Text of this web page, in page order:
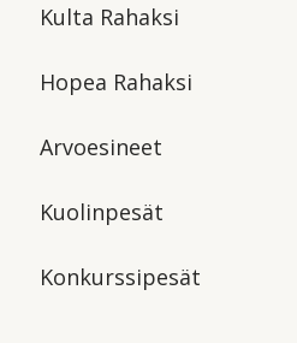
Kulta Rahaksi
Hopea Rahaksi
Arvoesineet
Kuolinpesät
Konkurssipesät